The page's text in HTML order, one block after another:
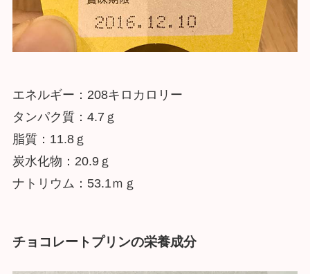
エネルギー：208キロカロリー
タンパク質：4.7ｇ
脂質：11.8ｇ
炭水化物：20.9ｇ
ナトリウム：53.1ｍｇ
チョコレートプリンの栄養成分